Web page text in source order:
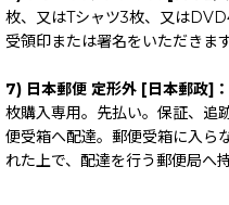
枚、又はTシャツ3枚、又は
受領印または署名をいただきま
7) 日本郵便 定形外 [日本郵政]：
枚購入専用。先払い。保証、追
便受箱へ配達。郵便受箱に入ら
れた上で、配達を行う郵便局へ